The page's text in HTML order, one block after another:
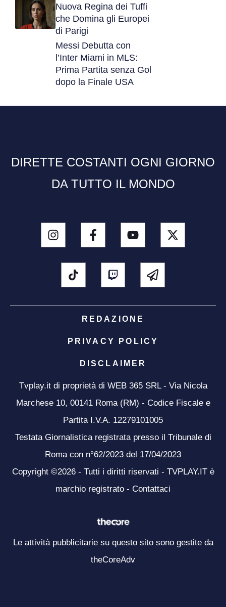
Nuova Regina dei Tuffi
che Domina gli Europei
di Parigi
Messi Debutta con
l’Inter Miami in MLS:
Prima Partita senza Gol
dopo la Finale USA
DIRETTE COSTANTI OGNI GIORNO
DA TUTTO IL MONDO
REDAZIONE
PRIVACY POLICY
DISCLAIMER
Tvplay.it di proprietà di WEB 365 SRL - Via Nicola
Marchese 10, 00141 Roma (RM) - Codice Fiscale e
Partita I.V.A. 12279101005
Testata Giornalistica registrata presso il Tribunale di
Roma con n°62/2023 del 17/04/2023
Copyright ©2026 - Tutti i diritti riservati - TVPLAY.IT è
marchio registrato - Contattaci
Le attività pubblicitarie su questo sito sono gestite da
theCoreAdv